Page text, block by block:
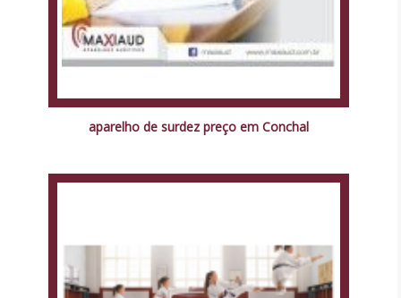
aparelho de surdez preço em Conchal